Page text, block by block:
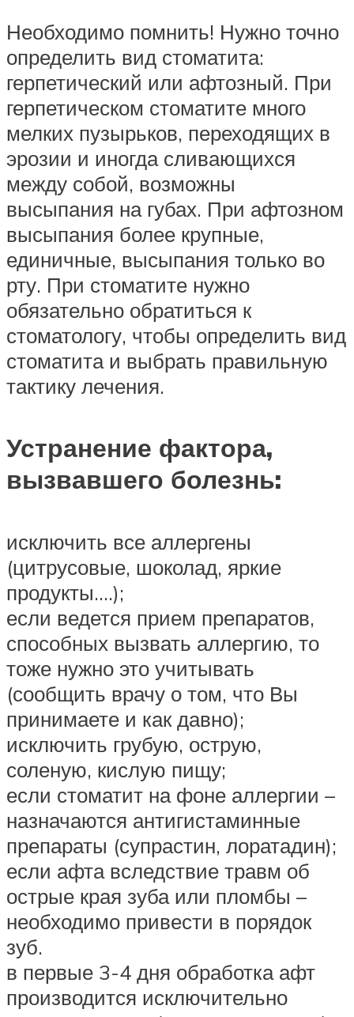
Необходимо помнить! Нужно точно
определить вид стоматита:
герпетический или афтозный. При
герпетическом стоматите много
мелких пузырьков, переходящих в
эрозии и иногда сливающихся
между собой, возможны
высыпания на губах. При афтозном
высыпания более крупные,
единичные, высыпания только во
рту. При стоматите нужно
обязательно обратиться к
стоматологу, чтобы определить вид
стоматита и выбрать правильную
тактику лечения.
Устранение фактора,
вызвавшего болезнь:
исключить все аллергены
(цитрусовые, шоколад, яркие
продукты….);
если ведется прием препаратов,
способных вызвать аллергию, то
тоже нужно это учитывать
(сообщить врачу о том, что Вы
принимаете и как давно);
исключить грубую, острую,
соленую, кислую пищу;
если стоматит на фоне аллергии –
назначаются антигистаминные
препараты (супрастин, лоратадин);
если афта вследствие травм об
острые края зуба или пломбы –
необходимо привести в порядок
зуб.
в первые 3-4 дня обработка афт
производится исключительно